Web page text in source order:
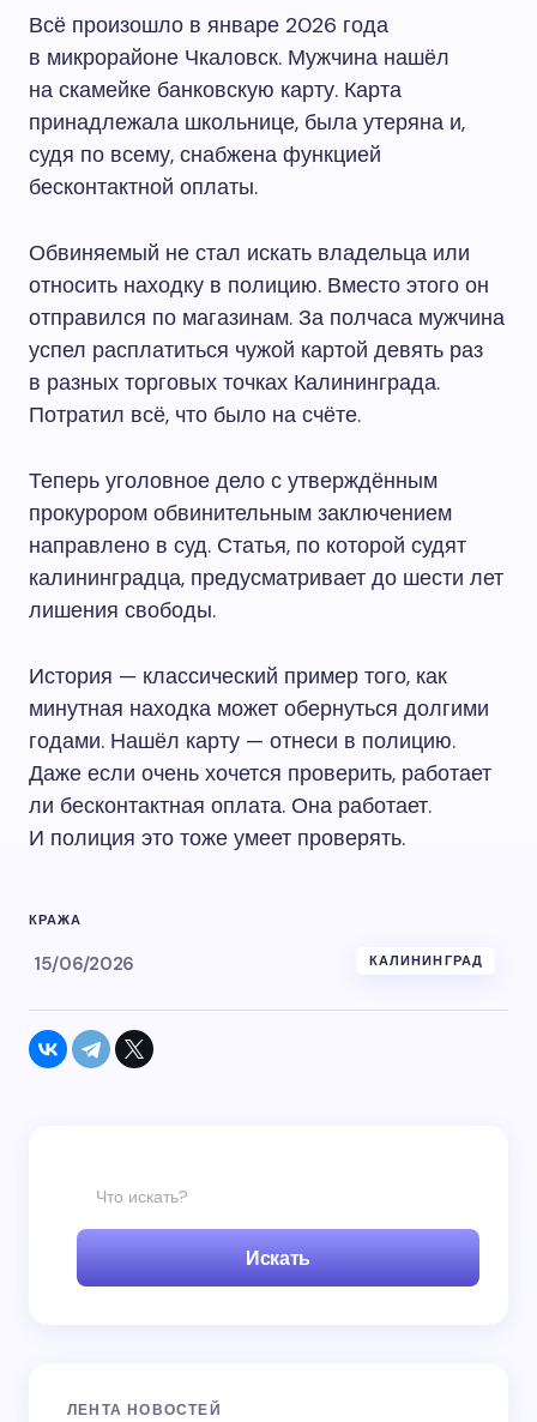
Всё произошло в январе 2026 года
в микрорайоне Чкаловск. Мужчина нашёл
на скамейке банковскую карту. Карта
принадлежала школьнице, была утеряна и,
судя по всему, снабжена функцией
бесконтактной оплаты.
Обвиняемый не стал искать владельца или
относить находку в полицию. Вместо этого он
отправился по магазинам. За полчаса мужчина
успел расплатиться чужой картой девять раз
в разных торговых точках Калининграда.
Потратил всё, что было на счёте.
Теперь уголовное дело с утверждённым
прокурором обвинительным заключением
направлено в суд. Статья, по которой судят
калининградца, предусматривает до шести лет
лишения свободы.
История — классический пример того, как
минутная находка может обернуться долгими
годами. Нашёл карту — отнеси в полицию.
Даже если очень хочется проверить, работает
ли бесконтактная оплата. Она работает.
И полиция это тоже умеет проверять.
КРАЖА
15/06/2026 КАЛИНИНГРАД
Искать
ЛЕНТА НОВОСТЕЙ